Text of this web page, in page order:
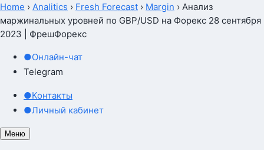
Home › Analitics › Fresh Forecast › Margin › Анализ
маржинальных уровней по GBP/USD на Форекс 28 сентября
2023 | ФрешФорекс
●Онлайн-чат
Telegram
●Контакты
●Личный кабинет
Меню